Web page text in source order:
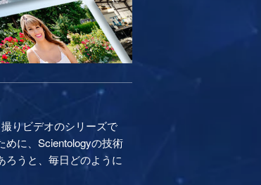
りビデオのシリーズで
めに、Scientologyの技術
ろうと、毎日どのように